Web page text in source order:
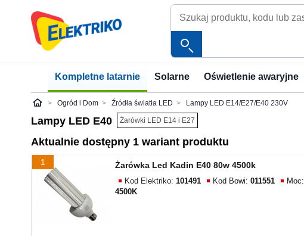
Kompletne latarnie Solarne Oświetlenie awaryjne
ElektrikoOgród i Dom Źródła światła LED Lampy LED E14/E27/E40 230V
Lampy LED E40 Żarówki LED E14 i E27
Aktualnie dostępny 1 wariant produktu
1 Żarówka Led Kadin E40 80w 4500k
Kod Elektriko: 101491 Kod Bowi: 011551 Moc:
4500K